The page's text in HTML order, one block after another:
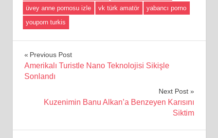
üvey anne pornosu izle
vk türk amatör
yabancı porno
youporn turkis
Yazı
gezinmesi
Previous Post
Amerikalı Turistle Nano Teknolojisi Sikişle
Sonlandı
Next Post
Kuzenimin Banu Alkan’a Benzeyen Karısını
Siktim